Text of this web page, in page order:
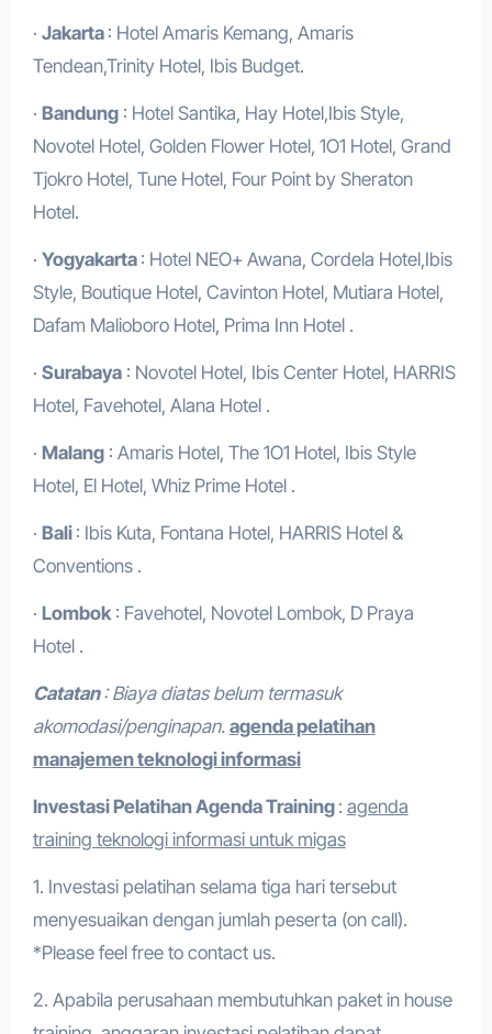
· Jakarta : Hotel Amaris Kemang, Amaris
Tendean,Trinity Hotel, Ibis Budget.
· Bandung: Hotel Santika, Hay Hotel,Ibis Style,
Novotel Hotel, Golden Flower Hotel, 1O1 Hotel, Grand
Tjokro Hotel, Tune Hotel, Four Point by Sheraton
Hotel.
· Yogyakarta : Hotel NEO+ Awana, Cordela Hotel,Ibis
Style, Boutique Hotel, Cavinton Hotel, Mutiara Hotel,
Dafam Malioboro Hotel, Prima Inn Hotel .
· Surabaya: Novotel Hotel, Ibis Center Hotel, HARRIS
Hotel, Favehotel, Alana Hotel .
· Malang: Amaris Hotel, The 1O1 Hotel, Ibis Style
Hotel, El Hotel, Whiz Prime Hotel .
· Bali : Ibis Kuta, Fontana Hotel, HARRIS Hotel &
Conventions .
· Lombok: Favehotel, Novotel Lombok, D Praya
Hotel .
Catatan: Biaya diatas belum termasuk
akomodasi/penginapan. agenda pelatihan
manajemen teknologi informasi
Investasi PelatihanAgenda Training : agenda
training teknologi informasi untuk migas
1. Investasi pelatihan selama tiga hari tersebut
menyesuaikan dengan jumlah peserta (on call).
*Please feel free to contact us.
2. Apabila perusahaan membutuhkan paket in house